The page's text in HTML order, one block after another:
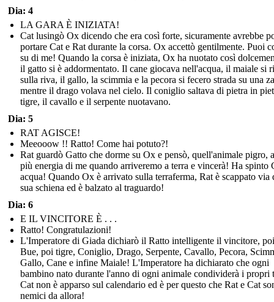
Dia: 4
LA GARA È INIZIATA!
Cat lusingò Ox dicendo che era così forte, sicuramente avrebbe
portare Cat e Rat durante la corsa. Ox accettò gentilmente. Puoi
su di me! Quando la corsa è iniziata, Ox ha nuotato così
il gatto si è addormentato. Il cane giocava nell'acqua, il maiale si
sulla riva, il gallo, la scimmia e la pecora si fecero strada su una
mentre il drago volava nel cielo. Il coniglio saltava di pietra in
tigre, il cavallo e il serpente nuotavano.
Dia: 5
RAT AGISCE!
Meeooow !! Ratto! Come hai potuto?!
Rat guardò Gatto che dorme su Ox e pensò, quell'animale pigro,
più energia di me quando arriveremo a terra e vincerà! Ha spinto
acqua! Quando Ox è arrivato sulla terraferma, Rat è scappato via
sua schiena ed è balzato al traguardo!
Dia: 6
E IL VINCITORE È . . .
Ratto! Congratulazioni!
L'Imperatore di Giada dichiarò il Ratto intelligente il vincitore,
Bue, poi tigre, Coniglio, Drago, Serpente, Cavallo, Pecora,
Gallo, Cane e infine Maiale! L'Imperatore ha dichiarato che ogni
bambino nato durante l'anno di ogni animale condividerà i propri
Cat non è apparso sul calendario ed è per questo che Rat e Cat
nemici da allora!